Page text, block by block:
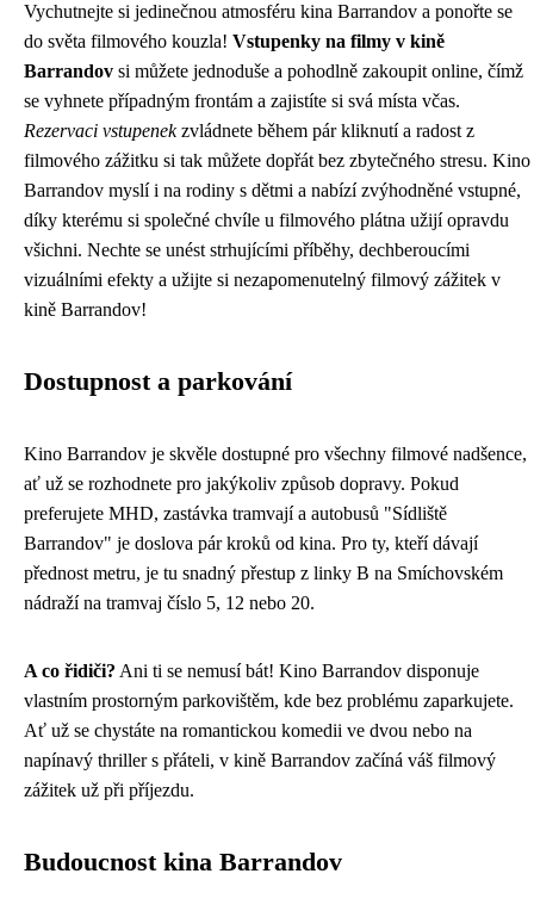
Vychutnejte si jedinečnou atmosféru kina Barrandov a ponořte se
do světa filmového kouzla! Vstupenky na filmy v kině
Barrandov si můžete jednoduše a pohodlně zakoupit online, čímž
se vyhnete případným frontám a zajistíte si svá místa včas.
Rezervaci vstupenekzvládnete během pár kliknutí a radost z
filmového zážitku si tak můžete dopřát bez zbytečného stresu. Kino
Barrandov myslí i na rodiny s dětmi a nabízí zvýhodněné vstupné,
díky kterému si společné chvíle u filmového plátna užijí opravdu
všichni. Nechte se unést strhujícími příběhy, dechberoucími
vizuálními efekty a užijte si nezapomenutelný filmový zážitek v
kině Barrandov!
Dostupnost a parkování
Kino Barrandov je skvěle dostupné pro všechny filmové nadšence,
ať už se rozhodnete pro jakýkoliv způsob dopravy. Pokud
preferujete MHD, zastávka tramvají a autobusů "Sídliště
Barrandov" je doslova pár kroků od kina. Pro ty, kteří dávají
přednost metru, je tu snadný přestup z linky B na Smíchovském
nádraží na tramvaj číslo 5, 12 nebo 20.
A co řidiči? Ani ti se nemusí bát! Kino Barrandov disponuje
vlastním prostorným parkovištěm, kde bez problému zaparkujete.
Ať už se chystáte na romantickou komedii ve dvou nebo na
napínavý thriller s přáteli, v kině Barrandov začíná váš filmový
zážitek už při příjezdu.
Budoucnost kina Barrandov